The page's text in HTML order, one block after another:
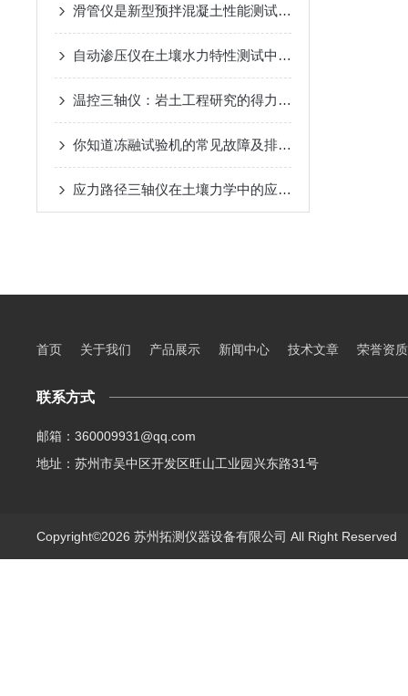
滑管仪是新型预拌混凝土性能测试装置
自动渗压仪在土壤水力特性测试中的应用与分析
温控三轴仪：岩土工程研究的得力助手
你知道冻融试验机的常见故障及排除方法么
应力路径三轴仪在土壤力学中的应用与发展
首页 关于我们 产品展示 新闻中心 技术文章 荣誉资质
联系方式
邮箱：360009931@qq.com
地址：苏州市吴中区开发区旺山工业园兴东路31号
Copyright©2026 苏州拓测仪器设备有限公司 All Right